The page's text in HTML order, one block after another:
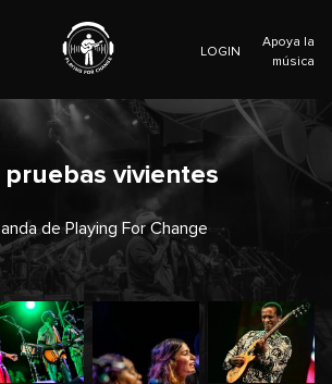
LOGIN
Apoya la
música
pruebas vivientes
de Playing For Change